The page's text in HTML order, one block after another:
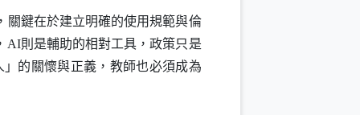
關鍵在於建立明確的使用規範與倫
AI則是輔助的相對工具，政策只是
的關懷與正義，教師也必須成為